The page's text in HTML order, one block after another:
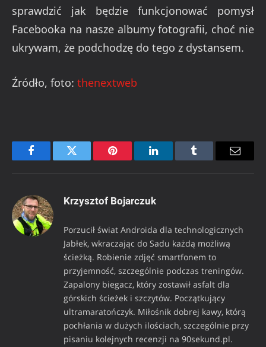
sprawdzić jak będzie funkcjonować pomysł
Facebooka na nasze albumy fotografii, choć nie
ukrywam, że podchodzę do tego z dystansem.
Źródło, foto: thenextweb
FacebookTwitter Pinterest LinkedInTumblr Email
Krzysztof Bojarczuk
Porzucił świat Androida dla technologicznych
Jabłek, wkraczając do Sadu każdą możliwą
ścieżką. Robienie zdjęć smartfonem to
przyjemność, szczególnie podczas treningów.
Zapalony biegacz, który zostawił asfalt dla
górskich ścieżek i szczytów. Początkujący
ultramaratończyk. Miłośnik dobrej kawy, którą
pochłania w dużych ilościach, szczególnie przy
pisaniu kolejnych recenzji na 90sekund.pl.